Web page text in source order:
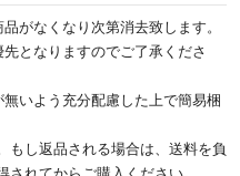
がなくなり次第消去致します。
となりますのでご了承くださ
いよう充分配慮した上で簡易梱
し返品される場合は、送料を負